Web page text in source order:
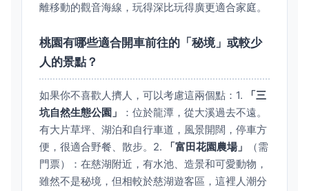
離移動的觀音海線，玩得深比玩得廣更適合家庭。
桃園有哪些適合開車前往的「秘境」或較少
人的景點？
如果你不喜歡人擠人，可以考慮這兩個點：1.
「三
坑自然生態公園」
：位於龍潭，從大溪過去不遠。
有大片草坪、湖泊和自行車道，風景開闊，停車方
便，很適合野餐、散步。2.
「富田花園農場」
（需
門票）：在慈湖附近，有水池、造景和可愛動物，
雖然不是秘境，但相較於慈湖遊客區，這裡人潮分